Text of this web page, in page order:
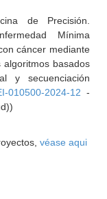
de Precisión.
Mínima
cáncer mediante
basados
y secuenciación
010500-2024-12 -
véase aqui